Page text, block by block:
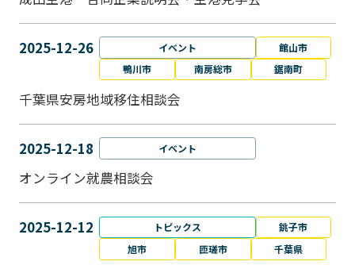
2025-12-26 イベント
館山市
鴨川市
南房総市 鋸南町
千葉県安房地域移住相談会
2025-12-18 イベント
オンライン就農相談会
2025-12-12 トピックス
銚子市
旭市
匝瑳市 千葉県